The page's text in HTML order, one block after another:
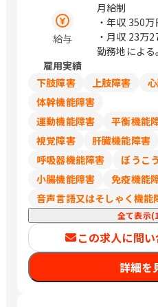
号 （近江伊
東町14番25
都府京都市
358番地 （
津川市兜台6
大阪府箕面
市新町一丁目
方駅前102号
目17番32号
1-1-93 （梅
クス3階）
1-32 （ラ
県姫路市東延
兵庫県西宮
山市杉ノ馬
BUILDING3
給与
月給制
・年収 350
・月収 23万
勤務地によ
雇用実績
下肢障害
上肢障害
体幹機能障害
運動機能障害
平衡機能
視覚障害
肝臓機能障害
呼吸器機能障害
ぼうこ
小腸機能障害
免疫機能
音声言語又はそしゃく機能
全て表示
この求人に問い
詳細を